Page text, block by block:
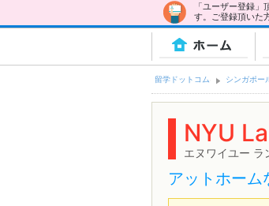
「ユーザー登録
す。ご登録頂いた
ホーム
留学ドットコム シンガポー
NYU
エヌワイユー ラ
アットホー